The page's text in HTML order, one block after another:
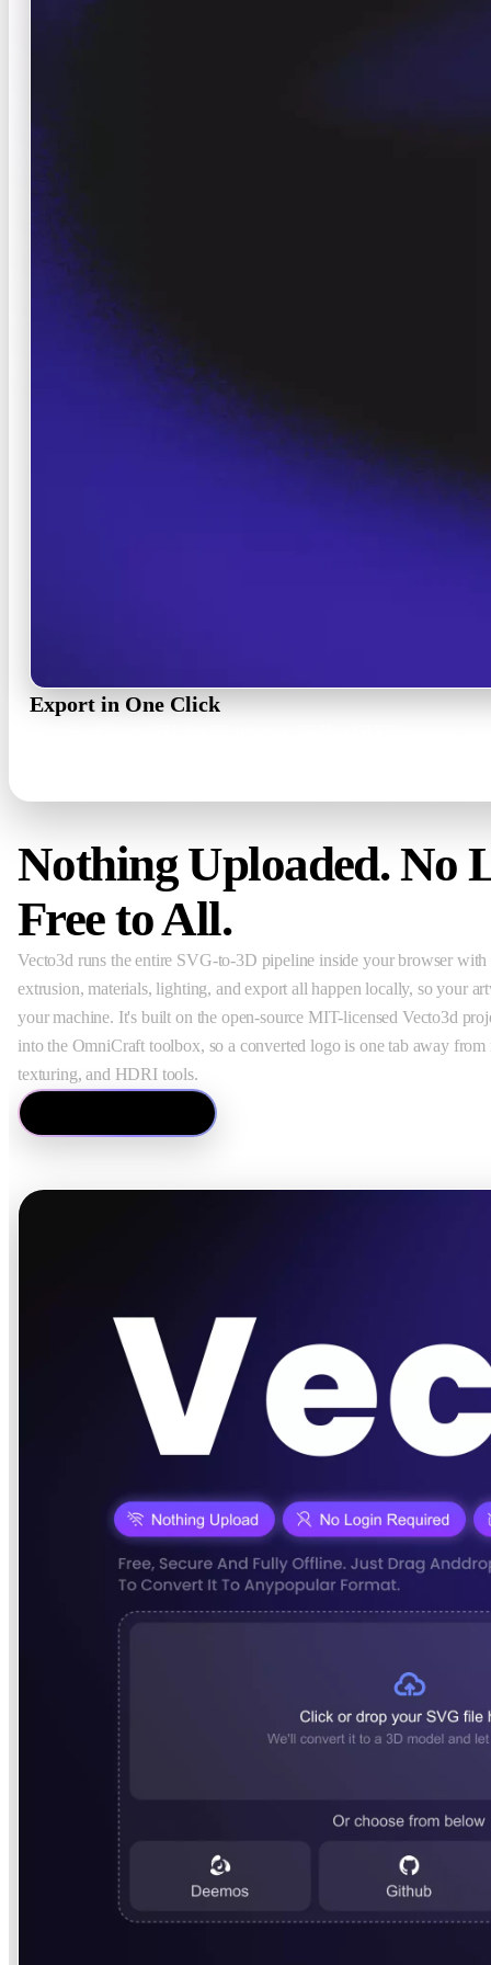
Export in One Click
Nothing Uploaded. No
Free to All.
Vecto3d runs the entire SVG-to-3D pipeline inside your browser
extrusion, materials, lighting, and export all happen locally, so your
your machine. It's built on the open-source MIT-licensed Vecto3d
into the OmniCraft toolbox, so a converted logo is one tab away from
texturing, and HDRI tools.